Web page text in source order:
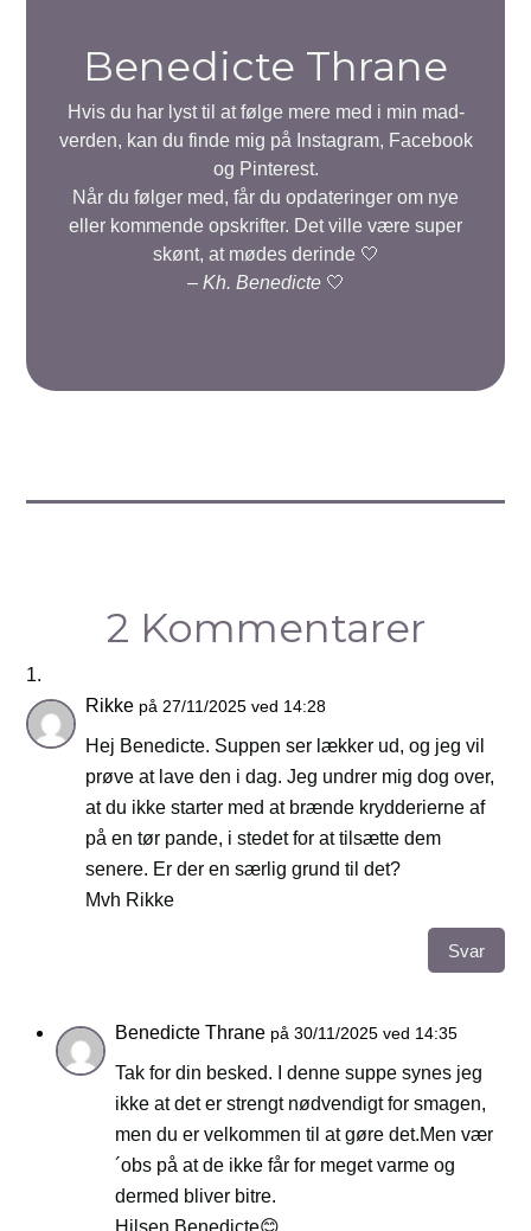
Benedicte Thrane
Hvis du har lyst til at følge mere med i min mad-
verden, kan du finde mig på Instagram, Facebook
og Pinterest.
Når du følger med, får du opdateringer om nye
eller kommende opskrifter. Det ville være super
skønt, at mødes derinde 🤍
– Kh. Benedicte🤍
2 Kommentarer
Rikke på 27/11/2025 ved 14:28
Hej Benedicte. Suppen ser lækker ud, og jeg vil
prøve at lave den i dag. Jeg undrer mig dog over,
at du ikke starter med at brænde krydderierne af
på en tør pande, i stedet for at tilsætte dem
senere. Er der en særlig grund til det?
Mvh Rikke
Svar
Benedicte Thrane på 30/11/2025 ved 14:35
Tak for din besked. I denne suppe synes jeg
ikke at det er strengt nødvendigt for smagen,
men du er velkommen til at gøre det.Men vær
´obs på at de ikke får for meget varme og
dermed bliver bitre.